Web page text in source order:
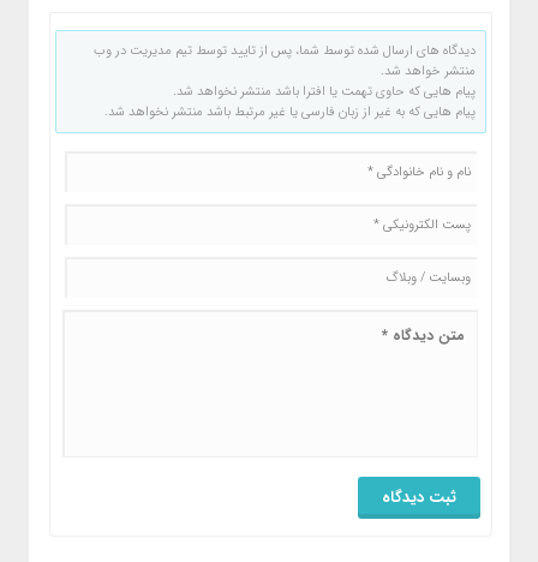
دیدگاه های ارسال شده توسط شما، پس از تایید توسط تیم مدیریت در وب
منتشر خواهد شد.
پیام هایی که حاوی تهمت یا افترا باشد منتشر نخواهد شد.
پیام هایی که به غیر از زبان فارسی یا غیر مرتبط باشد منتشر نخواهد شد.